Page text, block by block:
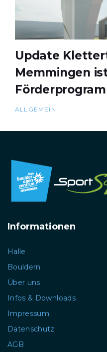
Update
Memmingen
ALLGEMEIN
Informationen
Halle
Bouldern
Über uns
Infos & Downloads
Impressum
Datenschutz
AGB